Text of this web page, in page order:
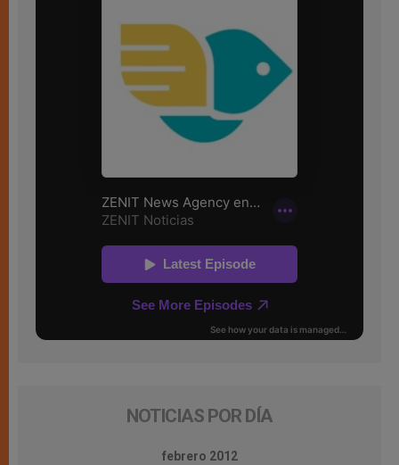
NOTICIAS POR DÍA
febrero 2012